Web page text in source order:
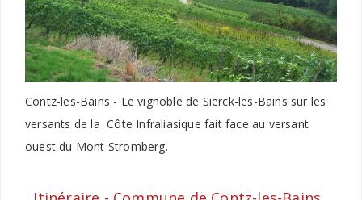
Contz-les-Bains - Le vignoble de Sierck-les-Bains sur les
versants de la Côte Infraliasique fait face au versant
ouest du Mont Stromberg.